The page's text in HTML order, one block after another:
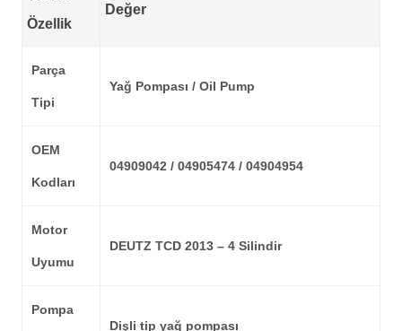
Özellik
Değer
Parça
Tipi
Yağ Pompası / Oil Pump
OEM
Kodları
04909042 / 04905474 / 04904954
Motor
Uyumu
DEUTZ TCD 2013 – 4 Silindir
Pompa
Dişli tip yağ pompası